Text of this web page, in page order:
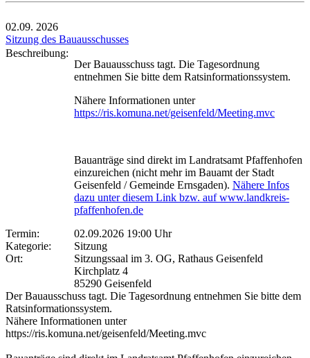
02.09. 2026
Sitzung des Bauausschusses
Beschreibung:
Der Bauausschuss tagt. Die Tagesordnung
entnehmen Sie bitte dem Ratsinformationssystem.
Nähere Informationen unter
https://ris.komuna.net/geisenfeld/Meeting.mvc
Bauanträge sind direkt im Landratsamt Pfaffenhofen
einzureichen (nicht mehr im Bauamt der Stadt
Geisenfeld / Gemeinde Ernsgaden). Nähere Infos
dazu unter diesem Link bzw. auf www.landkreis-
pfaffenhofen.de
Termin:
02.09.2026 19:00 Uhr
Kategorie:
Sitzung
Ort:
Sitzungssaal im 3. OG, Rathaus Geisenfeld
Kirchplatz 4
85290 Geisenfeld
Der Bauausschuss tagt. Die Tagesordnung entnehmen Sie bitte dem
Ratsinformationssystem.
Nähere Informationen unter
https://ris.komuna.net/geisenfeld/Meeting.mvc